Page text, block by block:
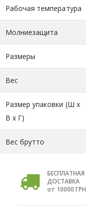
Рабочая температура
Молниезащита
Размеры
Вес
Размер упаковки (Ш х
В х Г)
Вес брутто
БЕСПЛАТНАЯ
ДОСТАВКА
от 10000 ГРН